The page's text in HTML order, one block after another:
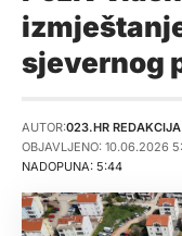
sjevernog
NADOPUNA: 5:44
AUTOR:023.HR REDAKCIJA
OBJAVLJENO: 10.06.2026